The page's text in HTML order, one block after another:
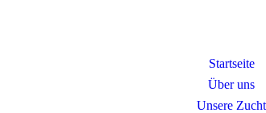
Startseite
Über uns
Unsere Zucht